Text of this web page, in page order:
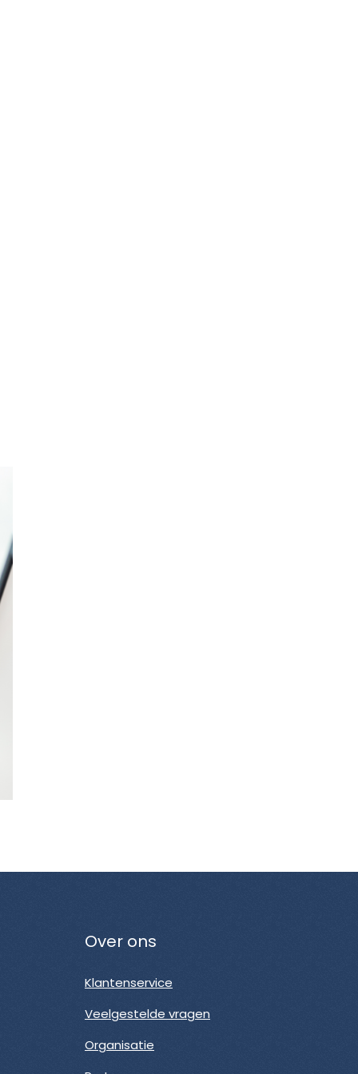
Over ons
Klantenservice
Veelgestelde vragen
Organisatie